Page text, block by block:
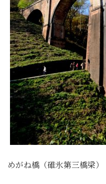
めがね橋（碓氷第三橋梁）